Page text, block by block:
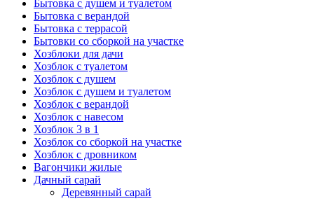
Бытовка с душем и туалетом
Бытовка с верандой
Бытовка с террасой
Бытовки со сборкой на участке
Хозблоки для дачи
Хозблок с туалетом
Хозблок с душем
Хозблок с душем и туалетом
Хозблок с верандой
Хозблок с навесом
Хозблок 3 в 1
Хозблок со сборкой на участке
Хозблок с дровником
Вагончики жилые
Дачный сарай
Деревянный сарай